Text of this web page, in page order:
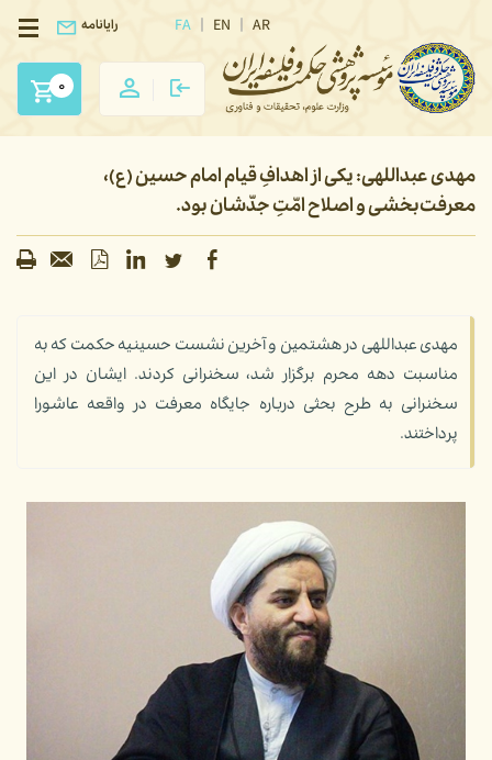
FA EN AR رایانامه
0
مهدی عبداللهی: یکی از اهدافِ قیام امام حسین (ع)،
معرفت‌بخشی و اصلاح امّتِ جدّشان بود.
مهدی عبداللهی در هشتمین و آخرین نشست حسینیه حکمت که به
مناسبت دهه محرم برگزار شد، سخنرانی کردند. ایشان در این
سخنرانی به طرح بحثی درباره جایگاه معرفت در واقعه عاشورا
پرداختند.